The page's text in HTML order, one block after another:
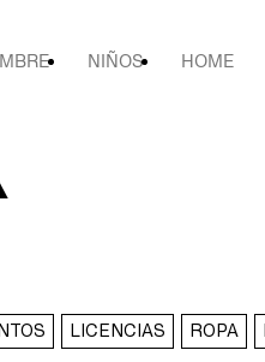
NIÑOS HOME
LICENCIAS ROPA